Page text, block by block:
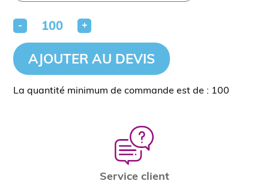
- +
AJOUTER AU DEVIS
La quantité minimum de commande est de : 100
Service client